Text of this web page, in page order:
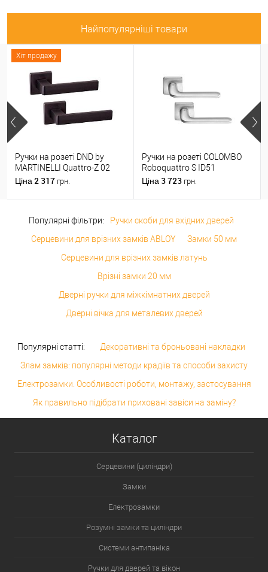
Найпопулярніші товари
Хіт продажу
Ручки на розеті DND by
MARTINELLI Quattro-Z 02
ZNE чорний
Ціна 2 317 грн.
Ручки на розеті COLOMBO
Roboquattro S ID51
(PT19BZG-PT13) матовий
Ціна 3 723 грн.
Популярні фільтри:
Ручки скоби для вхідних дверей
Серцевини для врізних замків ABLOY
Замки 50 мм
Серцевини для врізних замків латунь
Врізні замки 20 мм
Дверні ручки для міжкімнатних дверей
Дверні вічка для металевих дверей
Популярні статті:
Декоративні та броньовані накладки
Злам замків: популярні методи крадіїв та способи захисту
Електрозамки. Особливості роботи, монтажу, застосування
Як правильно підібрати приховані завіси на заміну?
Каталог
Серцевини (циліндри)
Замки
Електрозамки
Розумні замки та циліндри
Системи антипаніка
Ручки для дверей та вікон